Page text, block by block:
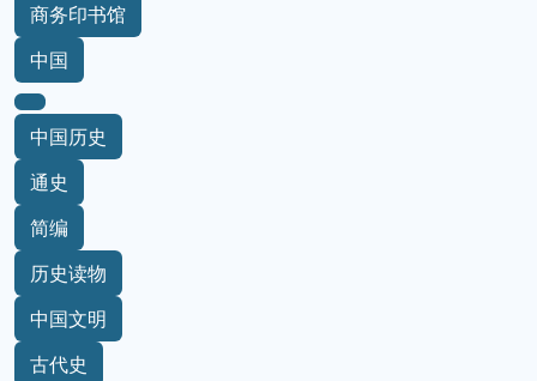
商务印书馆
中国
中国历史
通史
简编
历史读物
中国文明
古代史